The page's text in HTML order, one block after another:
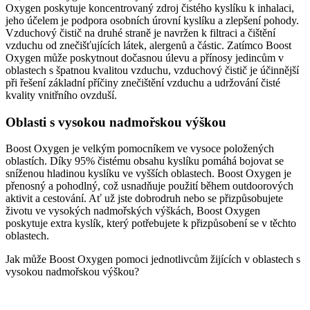
Oxygen poskytuje koncentrovaný zdroj čistého kyslíku k inhalaci,
jeho účelem je podpora osobních úrovní kyslíku a zlepšení pohody.
Vzduchový čistič na druhé straně je navržen k filtraci a čištění
vzduchu od znečišťujících látek, alergenů a částic. Zatímco Boost
Oxygen může poskytnout dočasnou úlevu a přínosy jedincům v
oblastech s špatnou kvalitou vzduchu, vzduchový čistič je účinnější
při řešení základní příčiny znečištění vzduchu a udržování čisté
kvality vnitřního ovzduší.
Oblasti s vysokou nadmořskou výškou
Boost Oxygen je velkým pomocníkem ve vysoce položených
oblastích. Díky 95% čistému obsahu kyslíku pomáhá bojovat se
sníženou hladinou kyslíku ve vyšších oblastech. Boost Oxygen je
přenosný a pohodlný, což usnadňuje použití během outdoorových
aktivit a cestování. Ať už jste dobrodruh nebo se přizpůsobujete
životu ve vysokých nadmořských výškách, Boost Oxygen
poskytuje extra kyslík, který potřebujete k přizpůsobení se v těchto
oblastech.
Jak může Boost Oxygen pomoci jednotlivcům žijících v oblastech s
vysokou nadmořskou výškou?